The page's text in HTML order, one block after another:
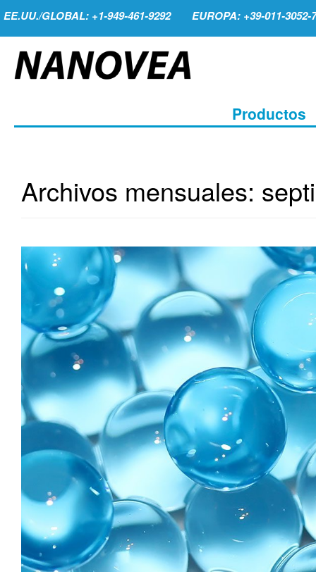
EE.UU./GLOBAL: +1-949-461-9292 EUROPA: +39-011-3052-
Productos
Archivos mensuales: